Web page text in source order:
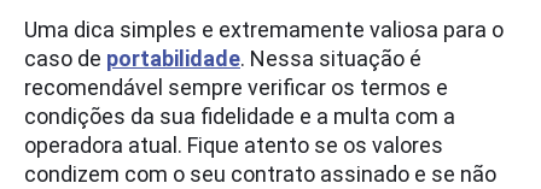
Uma dica simples e extremamente valiosa para o
caso de portabilidade. Nessa situação é
recomendável sempre verificar os termos e
condições da sua fidelidade e a multa com a
operadora atual. Fique atento se os valores
condizem com o seu contrato assinado e se não